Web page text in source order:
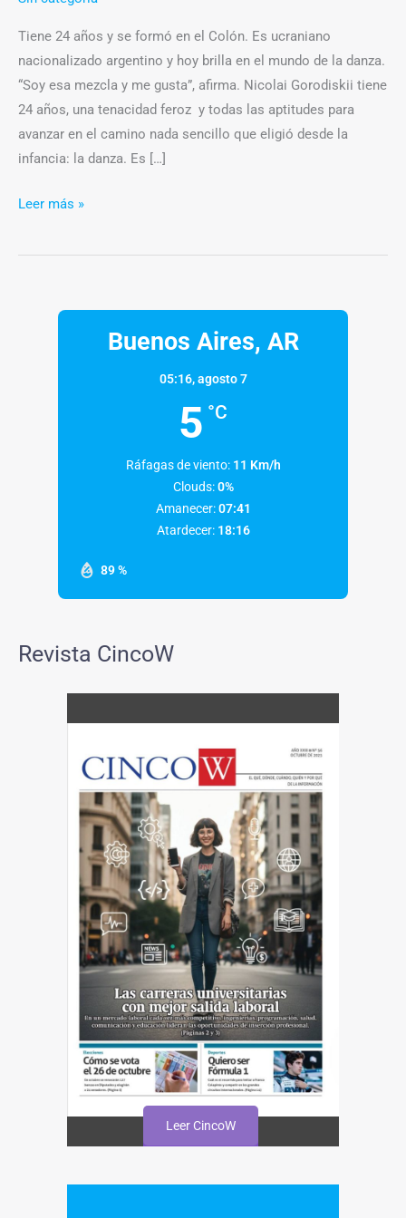
Tiene 24 años y se formó en el Colón. Es ucraniano
nacionalizado argentino y hoy brilla en el mundo de la danza.
“Soy esa mezcla y me gusta”, afirma. Nicolai Gorodiskii tiene
24 años, una tenacidad feroz y todas las aptitudes para
avanzar en el camino nada sencillo que eligió desde la
infancia: la danza. Es […]
Leer más »
Buenos Aires, AR
05:16,agosto 7
5 °C
89 %
Ráfagas de viento: 11 Km/h
Clouds: 0%
Amanecer: 07:41
Atardecer: 18:16
Revista CincoW
Leer CincoW